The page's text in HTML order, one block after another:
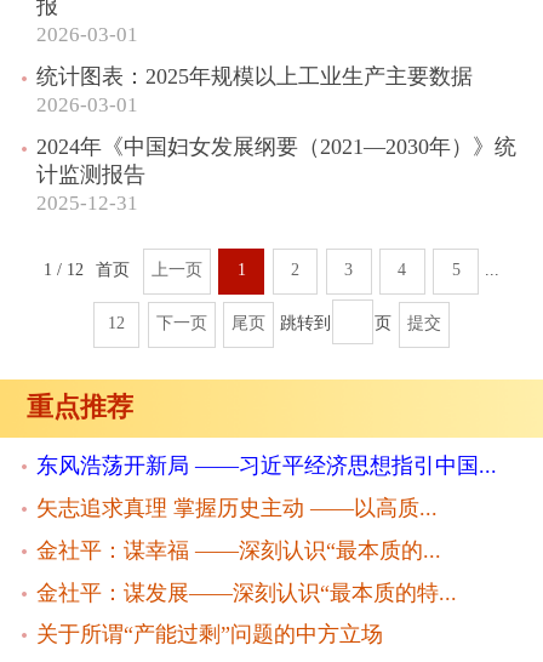
报
2026-03-01
统计图表：2025年规模以上工业生产主要数据
2026-03-01
2024年《中国妇女发展纲要（2021—2030年）》统
计监测报告
2025-12-31
1 / 12 首页 上一页 1 2 3 4 5
12 下一页 尾页 跳转到 页 提交
重点推荐
东风浩荡开新局 ——习近平经济思想指引中国...
矢志追求真理 掌握历史主动 ——以高质...
金社平：谋幸福 ——深刻认识“最本质的...
金社平：谋发展——深刻认识“最本质的特...
关于所谓“产能过剩”问题的中方立场